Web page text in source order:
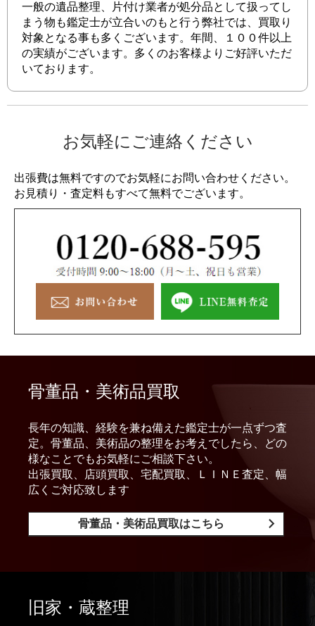
一般の遺品整理、片付け業者が処分品として扱ってし
まう物も鑑定士が立合いのもと行う弊社では、買取り
対象となる事も多くございます。年間、１００件以上
の実績がございます。多くのお客様よりご好評いただ
いております。
お気軽にご連絡ください
出張費は無料ですのでお気軽にお問い合わせください。
お見積り・査定料もすべて無料でございます。
骨董品・美術品買取
長年の知識、経験を兼ね備えた鑑定士が一点ずつ査
定。骨董品、美術品の整理をお考えでしたら、どの
様なことでもお気軽にご相談下さい。
出張買取、店頭買取、宅配買取、ＬＩＮＥ査定、幅
広くご対応致します
骨董品・美術品買取はこちら
旧家・蔵整理